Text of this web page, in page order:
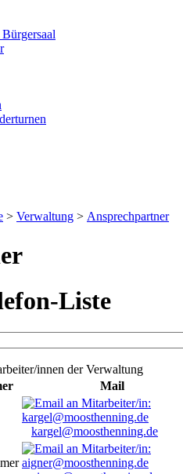
> Verwaltung > Ansprechpartner
Liste
innen der Verwaltung
Mail
kargel@moosthenning.de